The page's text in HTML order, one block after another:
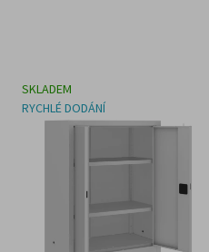
SKLADEM
RYCHLÉ DODÁNÍ